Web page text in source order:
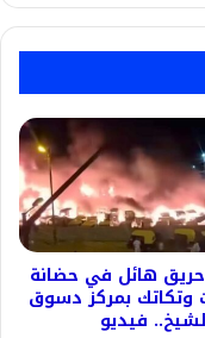
هائل في حضانة
وتكاتك بمركز دسوق
فيديو